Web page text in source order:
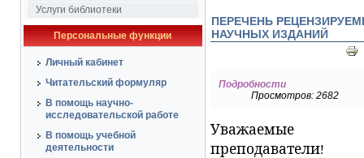
Услуги библиотеки
Персональные функции
Личный кабинет
Читательский формуляр
В помощь научно-
исследовательской работе
В помощь учебной
деятельности
ПЕРЕЧЕНЬ
НАУЧНЫХ ИЗДАНИЙ
Подробности
Просмотров: 2682
Уважаемые
преподаватели!